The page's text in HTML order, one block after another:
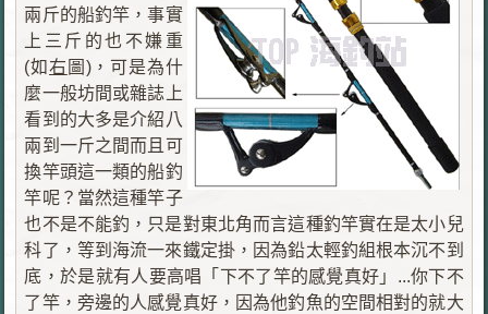
兩斤的船釣竿，事實
上三斤的也不嫌重
(如右 圖)，可是為什
麼一般坊間或雜誌上
看到的大多是介紹八
兩到一斤之間而且可
換竿頭這一類的船釣
竿呢？當然這種竿子
也不是不能釣，只是對東北角而言這種釣竿實在是太小兒
科了，等到海流一來鐵定掛，因為鉛太輕釣組根本沉不到
底，於是就有人要高唱「下不了竿的感覺真好」...你下不
了竿，旁邊的人感覺真好，因為他釣魚的空間相對的就大